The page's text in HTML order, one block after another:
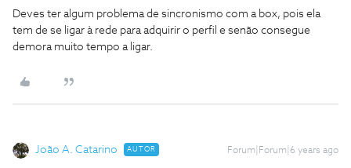
Deves ter algum problema de sincronismo com a box, pois ela
tem de se ligar à rede para adquirir o perfil e senão consegue
demora muito tempo a ligar.
João A. Catarino AUTOR Forum|Forum|6 years ago